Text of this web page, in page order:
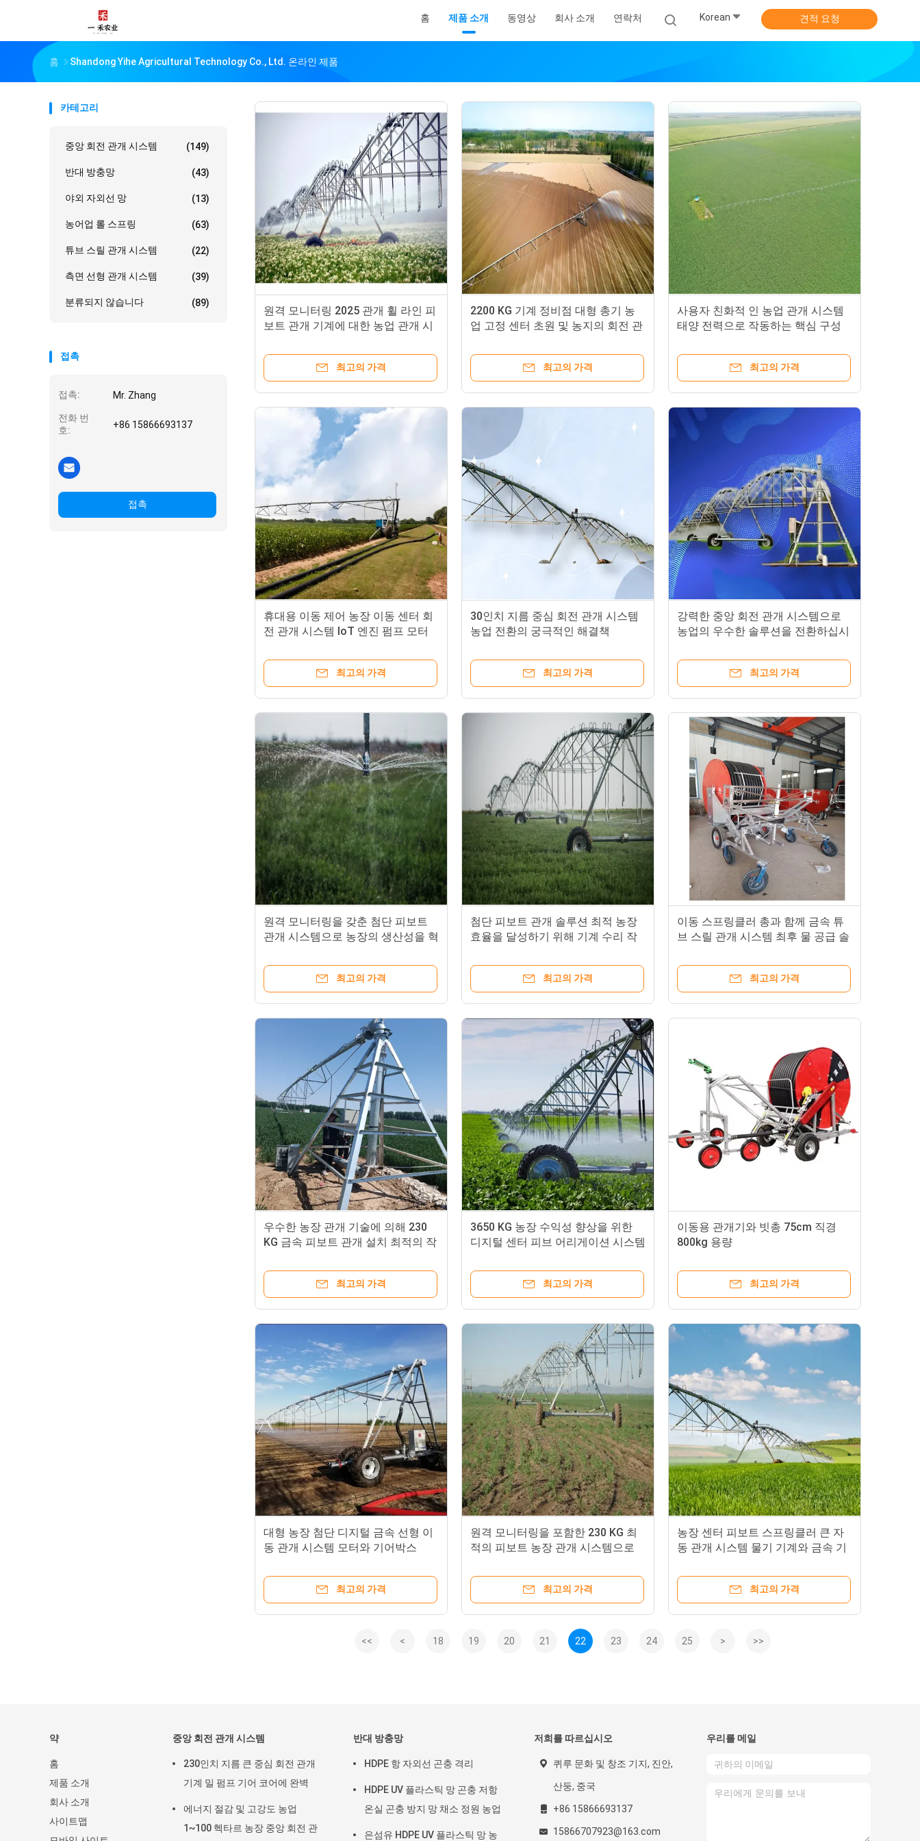
홈 제품 소개 동영상 회사 소개 연락처 Korean 견적 요청
홈 Shandong Yihe Agricultural Technology Co., Ltd. 온라인 제품
카테고리
중앙 회전 관개 시스템 (149)
반대 방충망 (43)
야외 자외선 망 (13)
농어업 롤 스프링 (63)
튜브 스릴 관개 시스템 (22)
측면 선형 관개 시스템 (39)
분류되지 않습니다 (89)
접촉
접촉: Mr. Zhang
전화 번
호:
+86 15866693137
접촉
원격 모니터링 2025 관개 휠 라인 피
보트 관개 기계에 대한 농업 관개 시
최고의 가격
2200 KG 기계 정비점 대형 총기 농
업 고정 센터 초원 및 농지의 회전 관
최고의 가격
사용자 친화적 인 농업 관개 시스템
태양 전력으로 작동하는 핵심 구성
최고의 가격
휴대용 이동 제어 농장 이동 센터 회
전 관개 시스템 IoT 엔진 펌프 모터
최고의 가격
30인치 지름 중심 회전 관개 시스템
농업 전환의 궁극적인 해결책
최고의 가격
강력한 중앙 회전 관개 시스템으로
농업의 우수한 솔루션을 전환하십시
최고의 가격
원격 모니터링을 갖춘 첨단 피보트
관개 시스템으로 농장의 생산성을 혁
최고의 가격
첨단 피보트 관개 솔루션 최적 농장
효율을 달성하기 위해 기계 수리 작
최고의 가격
이동 스프링클러 총과 함께 금속 튜
브 스릴 관개 시스템 최후 물 공급 솔
최고의 가격
우수한 농장 관개 기술에 의해 230
KG 금속 피보트 관개 설치 최적의 작
최고의 가격
3650 KG 농장 수익성 향상을 위한
디지털 센터 피브 어리게이션 시스템
최고의 가격
이동용 관개기와 빗총 75cm 직경
800kg 용량
최고의 가격
대형 농장 첨단 디지털 금속 선형 이
동 관개 시스템 모터와 기어박스
최고의 가격
원격 모니터링을 포함한 230 KG 최
적의 피보트 농장 관개 시스템으로
최고의 가격
농장 센터 피보트 스프링클러 큰 자
동 관개 시스템 물기 기계와 금속 기
최고의 가격
<< < 18 19 20 21 22 23 24 25 > >>
약
홈
제품 소개
회사 소개
사이트맵
중앙 회전 관개 시스템
230인치 지름 큰 중심 회전 관개
기계 밀 펌프 기어 코어에 완벽
에너지 절감 및 고강도 농업
1~100 헥타르 농장 중앙 회전 관
반대 방충망
HDPE 항 자외선 곤충 격리
HDPE UV 플라스틱 망 곤충 저항
온실 곤충 방지 망 채소 정원 농업
은섬유 HDPE UV 플라스틱 망 농
저희를 따르십시오
퀴루 문화 및 창조 기지, 진안,
산둥, 중국
+86 15866693137
15866707923@163.com
우리를 메일